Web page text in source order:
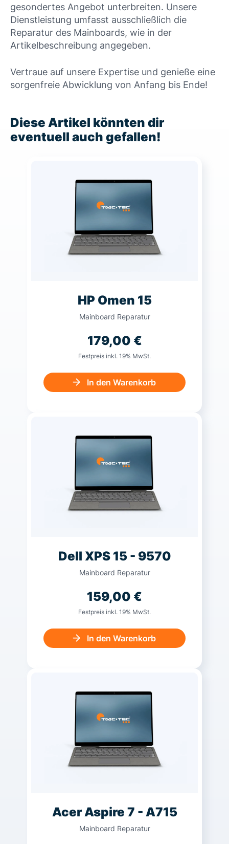
gesondertes Angebot unterbreiten. Unsere
Dienstleistung umfasst ausschließlich die
Reparatur des Mainboards, wie in der
Artikelbeschreibung angegeben.
Vertraue auf unsere Expertise und genieße eine
sorgenfreie Abwicklung von Anfang bis Ende!
Diese Artikel könnten dir
eventuell auch gefallen!
HP Omen 15
Mainboard Reparatur
179,00 €
Festpreis inkl. 19% MwSt.
In den Warenkorb
Dell XPS 15 - 9570
Mainboard Reparatur
159,00 €
Festpreis inkl. 19% MwSt.
In den Warenkorb
Acer Aspire 7 - A715
Mainboard Reparatur